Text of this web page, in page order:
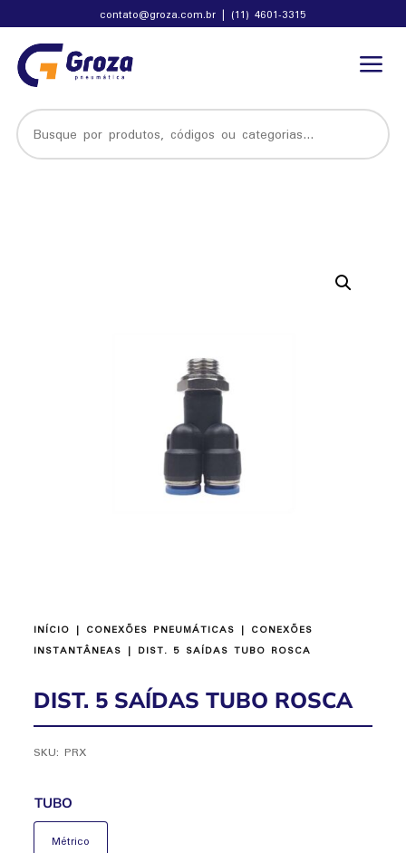
contato@groza.com.br | (11) 4601-3315
a
INÍCIO | CONEXÕES PNEUMÁTICAS | CONEXÕES
INSTANTÂNEAS | DIST. 5 SAÍDAS TUBO ROSCA
DIST. 5 SAÍDAS TUBO ROSCA
SKU:PRX
TUBO
Métrico